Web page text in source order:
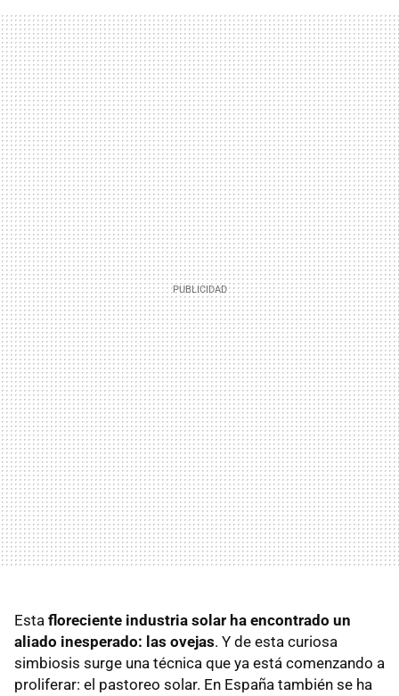
Esta floreciente industria solar ha encontrado un
aliado inesperado: las ovejas. Y de esta curiosa
simbiosis surge una técnica que ya está comenzando a
proliferar: el pastoreo solar. En España también se ha